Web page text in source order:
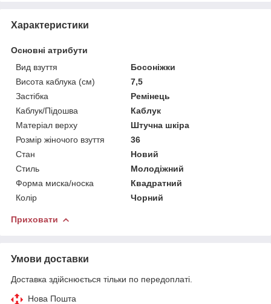
Характеристики
Основні атрибути
Вид взуття
Босоніжки
Висота каблука (см)
7,5
Застібка
Ремінець
Каблук/Підошва
Каблук
Матеріал верху
Штучна шкіра
Розмір жіночого взуття
36
Стан
Новий
Стиль
Молодіжний
Форма миска/носка
Квадратний
Колір
Чорний
Приховати
Умови доставки
Доставка здійснюється тільки по передоплаті.
Нова Пошта